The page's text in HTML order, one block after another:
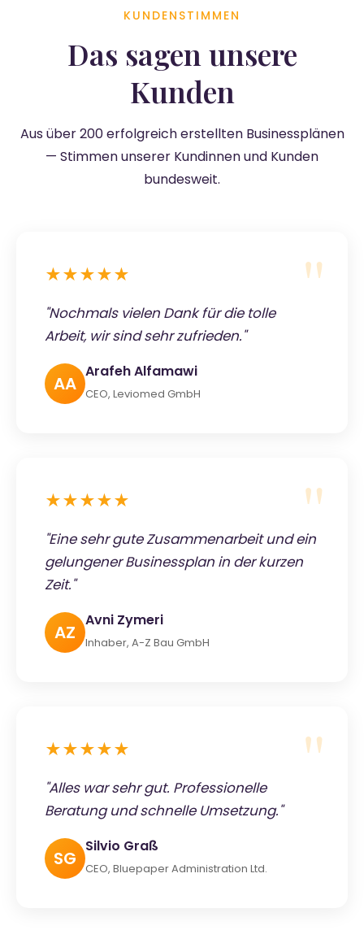
KUNDENSTIMMEN
Das sagen unsere
Kunden
Aus über 200 erfolgreich erstellten Businessplänen
— Stimmen unserer Kundinnen und Kunden
bundesweit.
★★★★★
"Nochmals vielen Dank für die tolle
Arbeit, wir sind sehr zufrieden."
AA
Arafeh Alfamawi
CEO, Leviomed GmbH
★★★★★
"Eine sehr gute Zusammenarbeit und ein
gelungener Businessplan in der kurzen
Zeit."
AZ
Avni Zymeri
Inhaber, A-Z Bau GmbH
★★★★★
"Alles war sehr gut. Professionelle
Beratung und schnelle Umsetzung."
SG
Silvio Graß
CEO, Bluepaper Administration Ltd.